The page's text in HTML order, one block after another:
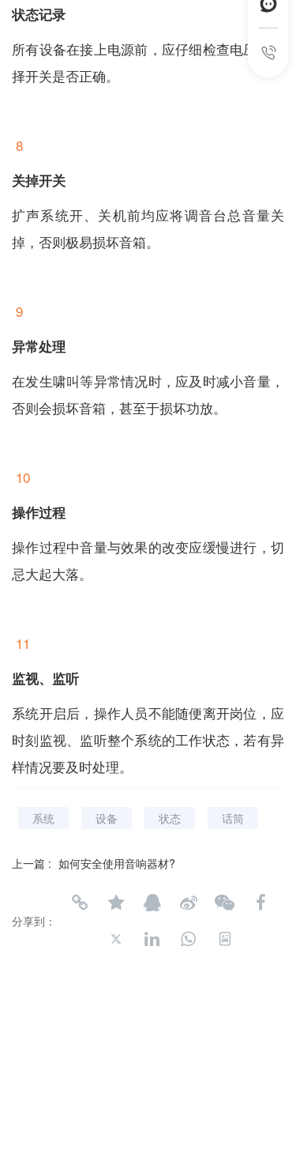
状态记录
所有设备在接上电源前，应仔细检查电压、选
择开关是否正确。
8
关掉开关
扩声系统开、关机前均应将调音台总音量关
掉，否则极易损坏音箱。
9
异常处理
在发生啸叫等异常情况时，应及时减小音量，
否则会损坏音箱，甚至于损坏功放。
10
操作过程
操作过程中音量与效果的改变应缓慢进行，切
忌大起大落。
11
监视、监听
系统开启后，操作人员不能随便离开岗位，应
时刻监视、监听整个系统的工作状态，若有异
样情况要及时处理。
系统 设备 状态 话筒
上一篇 : 如何安全使用音响器材?
分享到：